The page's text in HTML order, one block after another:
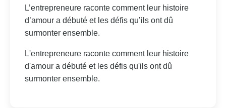
L’entrepreneure raconte comment leur histoire
d’amour a débuté et les défis qu’ils ont dû
surmonter ensemble.
L'entrepreneure raconte comment leur histoire
d'amour a débuté et les défis qu'ils ont dû
surmonter ensemble.